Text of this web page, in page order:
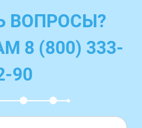
ВОПРОСЫ?
8 (800) 333-
90